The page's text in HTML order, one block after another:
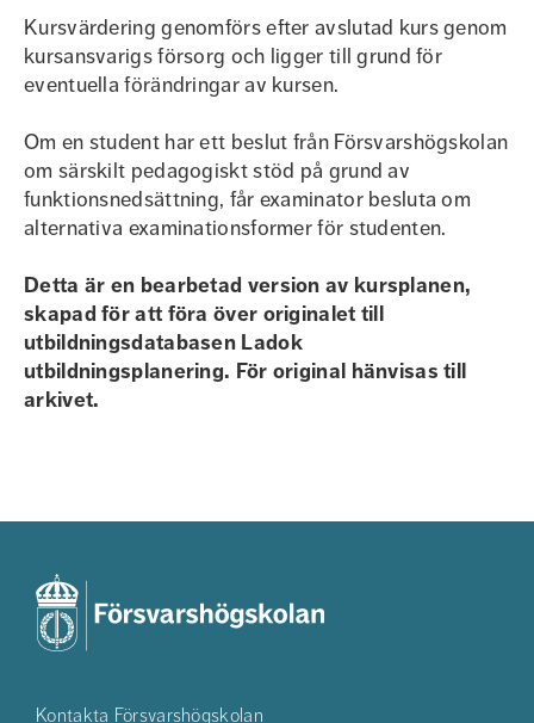
Kursvärdering genomförs efter avslutad kurs genom
kursansvarigs försorg och ligger till grund för
eventuella förändringar av kursen.
Om en student har ett beslut från Försvarshögskolan
om särskilt pedagogiskt stöd på grund av
funktionsnedsättning, får examinator besluta om
alternativa examinationsformer för studenten.
Detta är en bearbetad version av kursplanen,
skapad för att föra över originalet till
utbildningsdatabasen Ladok
utbildningsplanering. För original hänvisas till
arkivet.
Kontakta Försvarshögskolan